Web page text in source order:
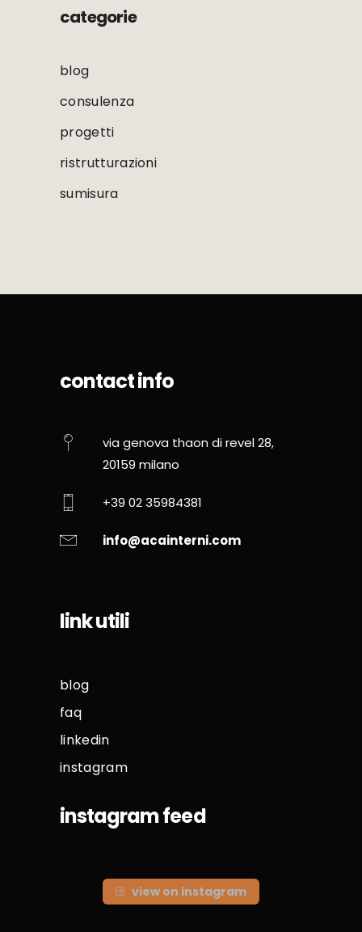
categorie
blog
consulenza
progetti
ristrutturazioni
sumisura
contact info
via genova thaon di revel 28,
20159 milano
+39 02 35984381
info@acainterni.com
link utili
blog
faq
linkedin
instagram
instagram feed
view on instagram